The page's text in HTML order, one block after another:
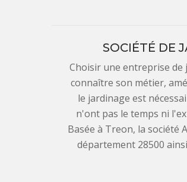
SOCIÉTÉ DE
Choisir une entreprise de
connaître son métier,
le jardinage est
n'ont pas le temps ni
Basée à Treon, la
département 28500